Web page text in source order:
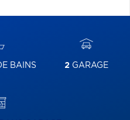
BAINS 2GARAGE